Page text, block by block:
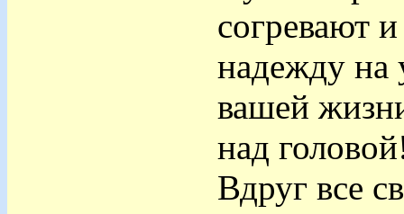
согревают
надежду на
вашей
над
Вдруг все